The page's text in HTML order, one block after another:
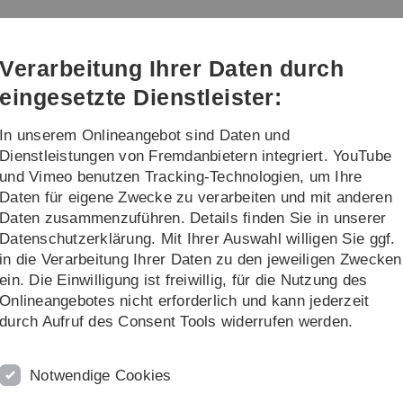
Direkt
Direkt
Direkt
(Sprache,
Drucken,
Social
Direkt
Direkt
...
Forschung Psychodiagnostik, Digital Phenotyping und Smart Sensing
und Smart Sensing
und Prädiktoren der psychischen Gesundheit ist von
der Abteilung beziehen sich auf die
basierter Diagnostikverfahren, wie z.B. auf Modellen
basierte Verhaltensdiagnostik und Ecological
einer personalisierten Behandlungsplanung und
(KIS), Web-basierte, aktiv durchgeführte Psychodiagnostik
Verarbeitung Ihrer Daten durch
eingesetzte Dienstleister:
In unserem Onlineangebot sind Daten und
Dienstleistungen von Fremdanbietern integriert. YouTube
und Vimeo benutzen Tracking-Technologien, um Ihre
Daten für eigene Zwecke zu verarbeiten und mit anderen
Daten zusammenzuführen. Details finden Sie in unserer
Datenschutzerklärung. Mit Ihrer Auswahl willigen Sie ggf.
in die Verarbeitung Ihrer Daten zu den jeweiligen Zwecken
ein. Die Einwilligung ist freiwillig, für die Nutzung des
Onlineangebotes nicht erforderlich und kann jederzeit
durch Aufruf des Consent Tools widerrufen werden.
Notwendige Cookies